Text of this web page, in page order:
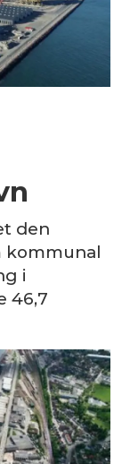
den
kommunal
i
46,7